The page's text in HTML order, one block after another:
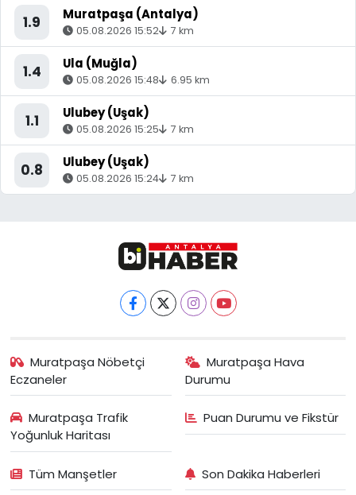
1.9 Muratpaşa (Antalya)
05.08.2026 15:52 7 km
1.4 Ula (Muğla)
05.08.2026 15:48 6.95 km
1.1 Ulubey (Uşak)
05.08.2026 15:25 7 km
0.8 Ulubey (Uşak)
05.08.2026 15:24 7 km
Muratpaşa Nöbetçi
Eczaneler
Muratpaşa Hava
Durumu
Muratpaşa Trafik
Yoğunluk Haritası
Puan Durumu ve Fikstür
Tüm Manşetler Son Dakika Haberleri